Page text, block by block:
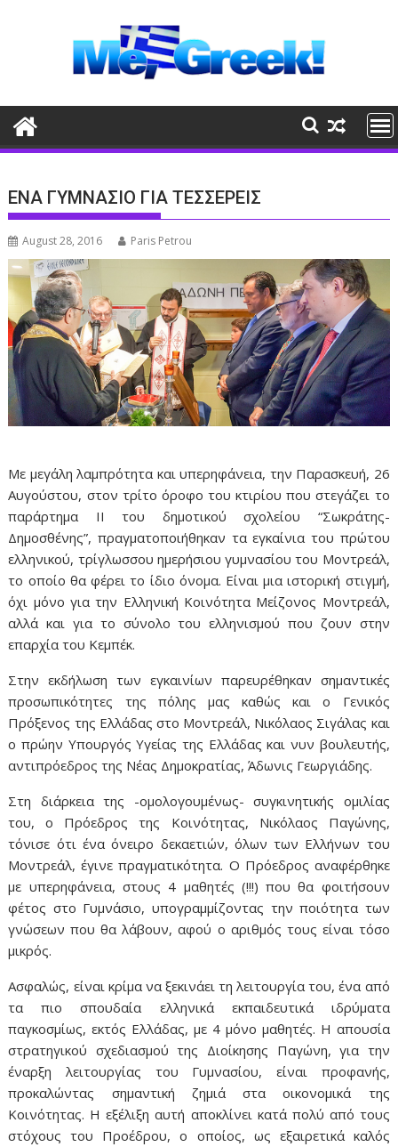
ΕΝΑ ΓΥΜΝΑΣΙΟ ΓΙΑ ΤΕΣΣΕΡΕΙΣ
August 28, 2016 Paris Petrou
Με μεγάλη λαμπρότητα και υπερηφάνεια, την Παρασκευή, 26
Αυγούστου, στον τρίτο όροφο του κτιρίου που στεγάζει το
παράρτημα ΙΙ του δημοτικού σχολείου “Σωκράτης-
Δημοσθένης”, πραγματοποιήθηκαν τα εγκαίνια του πρώτου
ελληνικού, τρίγλωσσου ημερήσιου γυμνασίου του Μοντρεάλ,
το οποίο θα φέρει το ίδιο όνομα. Είναι μια ιστορική στιγμή,
όχι μόνο για την Ελληνική Κοινότητα Μείζονος Μοντρεάλ,
αλλά και για το σύνολο του ελληνισμού που ζουν στην
επαρχία του Κεμπέκ.
Στην εκδήλωση των εγκαινίων παρευρέθηκαν σημαντικές
προσωπικότητες της πόλης μας καθώς και ο Γενικός
Πρόξενος της Ελλάδας στο Μοντρεάλ, Νικόλαος Σιγάλας και
ο πρώην Υπουργός Υγείας της Ελλάδας και νυν βουλευτής,
αντιπρόεδρος της Νέας Δημοκρατίας, Άδωνις Γεωργιάδης.
Στη διάρκεια της -ομολογουμένως- συγκινητικής ομιλίας
του, ο Πρόεδρος της Κοινότητας, Νικόλαος Παγώνης,
τόνισε ότι ένα όνειρο δεκαετιών, όλων των Ελλήνων του
Μοντρεάλ, έγινε πραγματικότητα. Ο Πρόεδρος αναφέρθηκε
με υπερηφάνεια, στους 4 μαθητές (!!!) που θα φοιτήσουν
φέτος στο Γυμνάσιο, υπογραμμίζοντας την ποιότητα των
γνώσεων που θα λάβουν, αφού ο αριθμός τους είναι τόσο
μικρός.
Ασφαλώς, είναι κρίμα να ξεκινάει τη λειτουργία του, ένα από
τα πιο σπουδαία ελληνικά εκπαιδευτικά ιδρύματα
παγκοσμίως, εκτός Ελλάδας, με 4 μόνο μαθητές. Η απουσία
στρατηγικού σχεδιασμού της Διοίκησης Παγώνη, για την
έναρξη λειτουργίας του Γυμνασίου, είναι προφανής,
προκαλώντας σημαντική ζημιά στα οικονομικά της
Κοινότητας. Η εξέλιξη αυτή αποκλίνει κατά πολύ από τους
στόχους του Προέδρου, ο οποίος, ως εξαιρετικά καλός